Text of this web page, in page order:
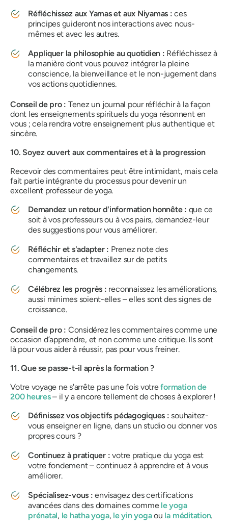
Réfléchissez aux Yamas et aux Niyamas : ces
principes guideront nos interactions avec nous-
mêmes et avec les autres.
Appliquer la philosophie au quotidien : Réfléchissez à
la manière dont vous pouvez intégrer la pleine
conscience, la bienveillance et le non-jugement dans
vos actions quotidiennes.
Conseil de pro : Tenez un journal pour réfléchir à la façon
dont les enseignements spirituels du yoga résonnent en
vous ; cela rendra votre enseignement plus authentique et
sincère.
10. Soyez ouvert aux commentaires et à la progression
Recevoir des commentaires peut être intimidant, mais cela
fait partie intégrante du processus pour devenir un
excellent professeur de yoga.
Demandez un retour d'information honnête : que ce
soit à vos professeurs ou à vos pairs, demandez-leur
des suggestions pour vous améliorer.
Réfléchir et s'adapter : Prenez note des
commentaires et travaillez sur de petits
changements.
Célébrez les progrès : reconnaissez les améliorations,
aussi minimes soient-elles – elles sont des signes de
croissance.
Conseil de pro : Considérez les commentaires comme une
occasion d’apprendre, et non comme une critique. Ils sont
là pour vous aider à réussir, pas pour vous freiner.
11. Que se passe-t-il après la formation ?
Votre voyage ne s'arrête pas une fois votreformation de
200 heures– il y a encore tellement de choses à explorer !
Définissez vos objectifs pédagogiques : souhaitez-
vous enseigner en ligne, dans un studio ou donner vos
propres cours ?
Continuez à pratiquer : votre pratique du yoga est
votre fondement – ​​continuez à apprendre et à vous
améliorer.
Spécialisez-vous : envisagez des certifications
avancées dans des domaines comme le yoga
prénatal, le hatha yoga, le yin yogaou la méditation.